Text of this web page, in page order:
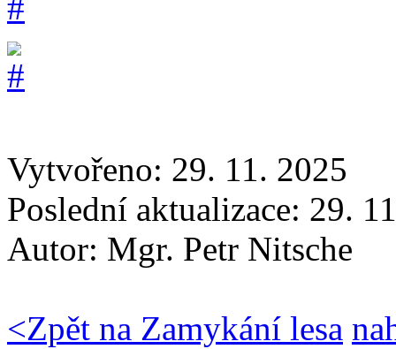
Vytvořeno: 29. 11. 2025
Poslední aktualizace: 29.
Autor: Mgr. Petr Nitsche
<Zpět na Zamykání lesa